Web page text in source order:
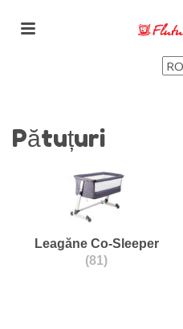
Pătuțuri
Leagăne Co-Sleeper
(81)